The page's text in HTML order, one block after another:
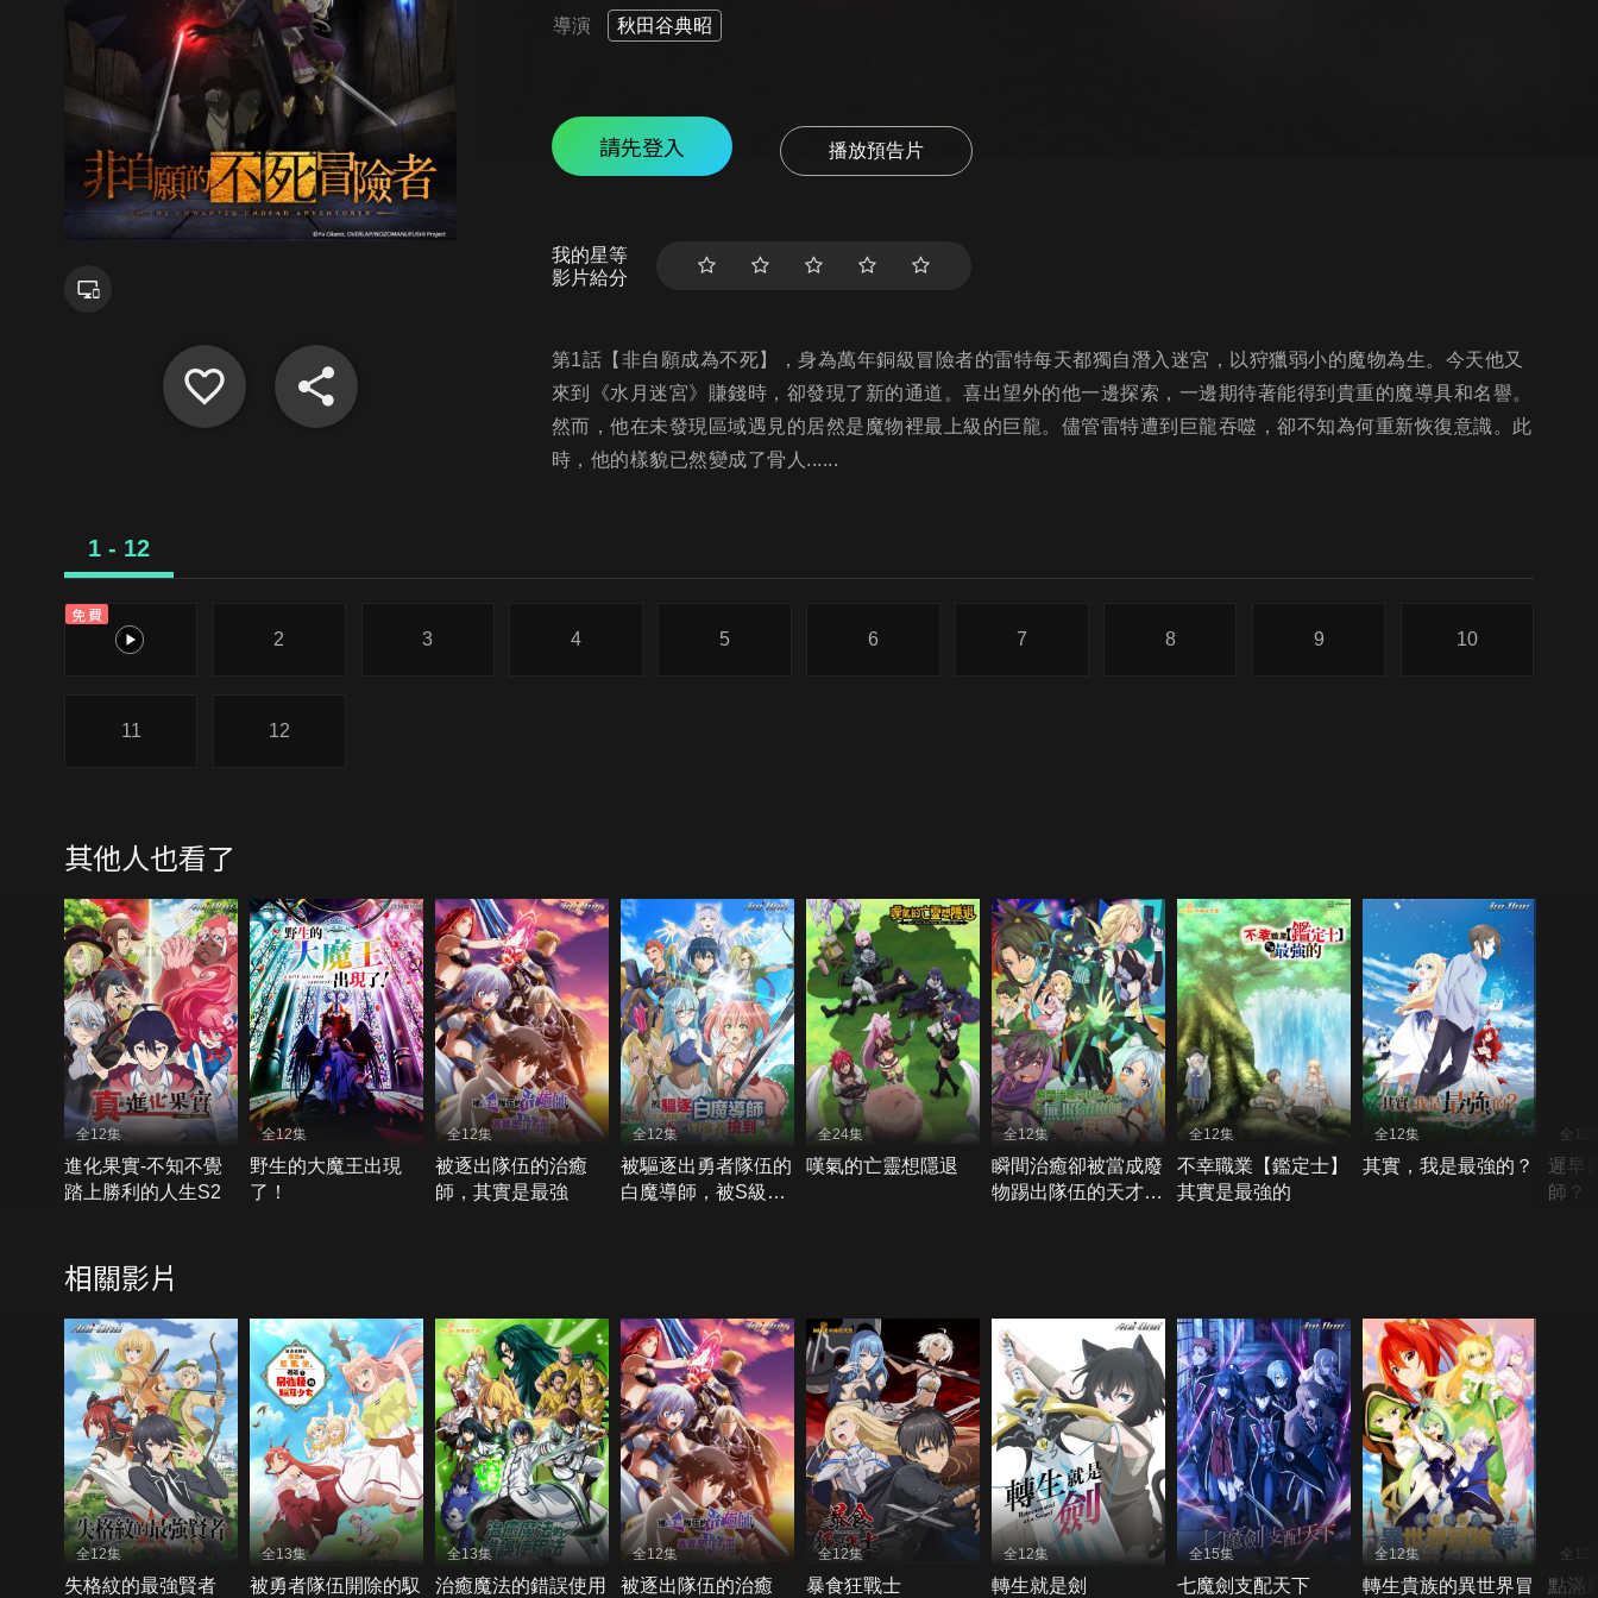
導演 秋田谷典昭
請先登入 播放預告片
我的星等
影片給分
第1話【非自願成為不死】，身為萬年銅級冒險者的雷特每天都獨自潛入迷宮，以狩獵弱小的魔物為生。今天他又
來到《水月迷宮》賺錢時，卻發現了新的通道。喜出望外的他一邊探索，一邊期待著能得到貴重的魔導具和名譽。
然而，他在未發現區域遇見的居然是魔物裡最上級的巨龍。儘管雷特遭到巨龍吞噬，卻不知為何重新恢復意識。此
時，他的樣貌已然變成了骨人......
1 - 12
免費
1
2 3 4 5 6 7 8 9 10
11 12
其他人也看了
全12集
進化果實-不知不覺
踏上勝利的人生S2
全12集
野生的大魔王出現
了！
全12集
被逐出隊伍的治癒
師，其實是最強
全12集
被驅逐出勇者隊伍的
白魔導師，被S級冒
全24集
嘆氣的亡靈想隱退
全12集
瞬間治癒卻被當成廢
物踢出隊伍的天才治
全12集
不幸職業【鑑定士】
其實是最強的
全12集
其實，我是最強的？
全12
遲早
師？
相關影片
全12集
失格紋的最強賢者
全13集
被勇者隊伍開除的馭
全13集
治癒魔法的錯誤使用
全12集
被逐出隊伍的治癒
全12集
暴食狂戰士
全12集
轉生就是劍
全15集
七魔劍支配天下
全12集
轉生貴族的異世界冒
全12
點滿